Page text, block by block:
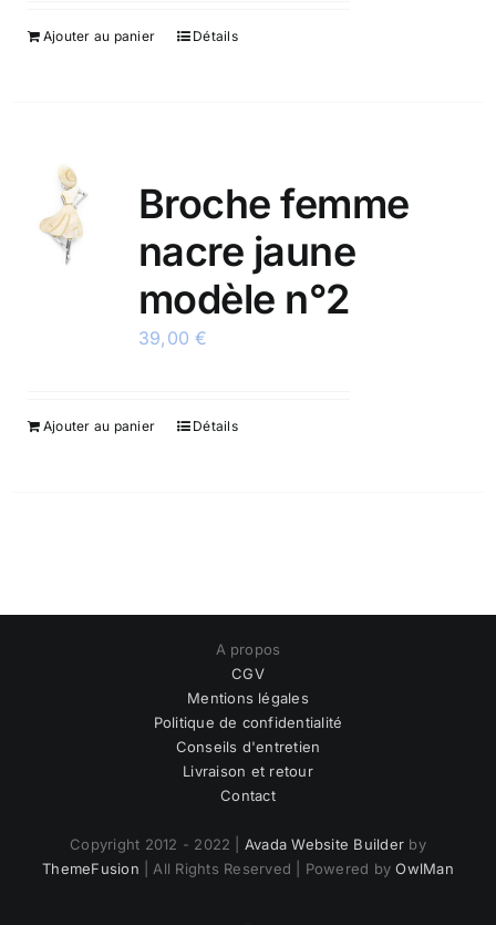
Ajouter au panier Détails
Broche femme
nacre jaune
modèle n°2
39,00€
Ajouter au panier Détails
A propos
CGV
Mentions légales
Politique de confidentialité
Conseils d'entretien
Livraison et retour
Contact
Copyright 2012 - 2022 | Avada Website Builder by
ThemeFusion | All Rights Reserved | Powered byOwlMan